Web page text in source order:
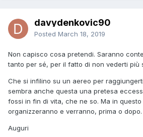
davydenkovic90
Posted March 18, 2019
Non capisco cosa pretendi. Saranno
tanto per sé, per il fatto di non vederti più
Che si infilino su un aereo per
sembra anche questa una pretesa
fossi in fin di vita, che ne so. Ma in
organizzeranno e verranno, prima o dopo.
Auguri